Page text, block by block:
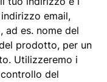
email,
ad es. nome del
prodotto, per un
Utilizzeremo i
del